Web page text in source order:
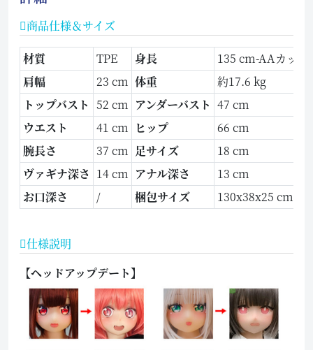
商品仕様＆サイズ
材質 TPE 身長
135 cm-AAカップ
肩幅
23 cm 体重
約17.6 kg
トップバスト 52 cm アンダーバスト 47 cm
ウエスト
41 cm ヒップ
66 cm
腕長さ
37 cm 足サイズ
18 cm
ヴァギナ深さ 14 cm アナル深さ
13 cm
お口深さ
/ 梱包サイズ 130x38x25 cm
仕様説明
【ヘッドアップデート】